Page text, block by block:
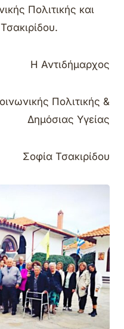
Πολιτικής και
Η Αντιδήμαρχος
Πολιτικής &
Δημόσιας Υγείας